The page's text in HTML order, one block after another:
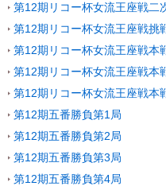
第12期リコー杯女流王座戦二
第12期リコー杯女流王座戦挑
第12期リコー杯女流王座戦本
第12期リコー杯女流王座戦本
第12期リコー杯女流王座戦本
第12期五番勝負第1局
第12期五番勝負第2局
第12期五番勝負第3局
第12期五番勝負第4局